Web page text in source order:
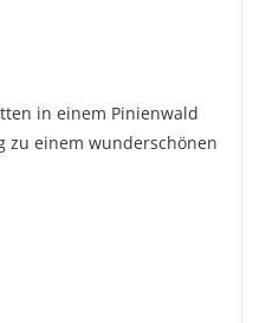
in einem Pinienwald
zu einem wunderschönen